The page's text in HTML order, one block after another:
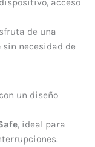
acceso
de una
sin necesidad de
un diseño
, ideal para